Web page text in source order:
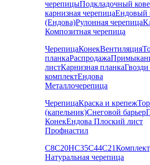
черепицыПодкладочный
карнизная черепицаЕндовый
(Ендова)Рулонная черепица
Композитная черепица
ЧерепицаКонекВентиляция
планкаРаспродажа
листКарнизная планка
комплектЕндова
Металлочерепица
ЧерепицаКраска и крепеж
(капельник)Снеговой барьер
КонекЕндова Плоский лист
Профнастил
С8С20НС35С44С21
Натуральная черепица